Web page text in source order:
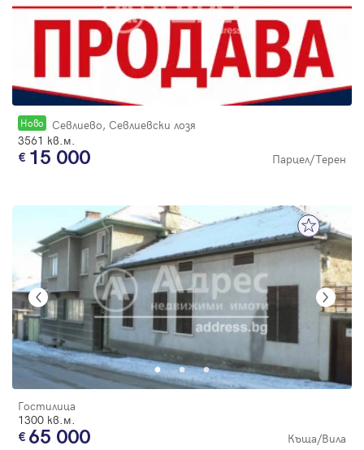
Новo
Севлиево, Севлиевски лозя
3561 кв.м.
15 000 Парцел/Терен
Гостилица
1300 кв.м.
65 000 Къща/Вила